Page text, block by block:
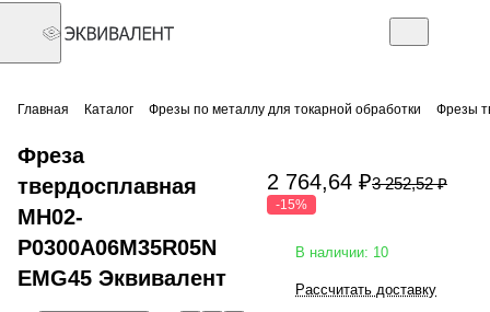
Главная Каталог Фрезы по металлу для токарной обработки Фрезы
Фреза
твердосплавная
MH02-
P0300A06M35R05N
EMG45 Эквивалент
2 764,64 ₽3 252,52 ₽
-15%
В наличии: 10
Рассчитать доставку